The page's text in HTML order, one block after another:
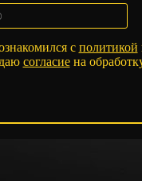
с политикой
согласиена